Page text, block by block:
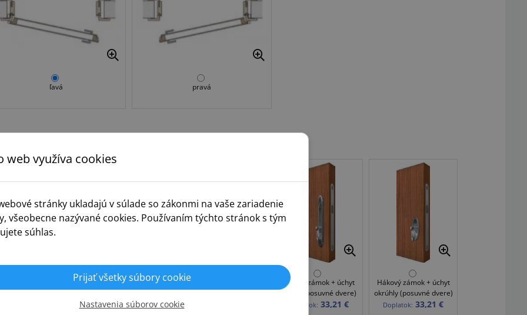
ľavá pravá
Bez otvoru
Bez hákového zámku
(posuvné dvere)
Hákový zámok + úchyt
oválny (posuvné dvere)
Doplatok: 33,21 €
Hákový zámok + úchyt
okrúhly (posuvné dvere)
Doplatok: 33,21 €
web využíva cookies
stránky ukladajú v súlade so zákonmi na vaše zariadenie
všeobecne nazývané cookies. Používaním týchto stránok s tým
súhlas.
Prijať všetky súbory cookie
Nastavenia súborov cookie